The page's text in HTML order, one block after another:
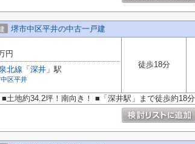
堺市中区平井の中古一戸建
円
北線 「 深井 」駅
区平井
徒歩18分
土地約34.2坪！南向き！ ■「深井駅」まで徒歩約18